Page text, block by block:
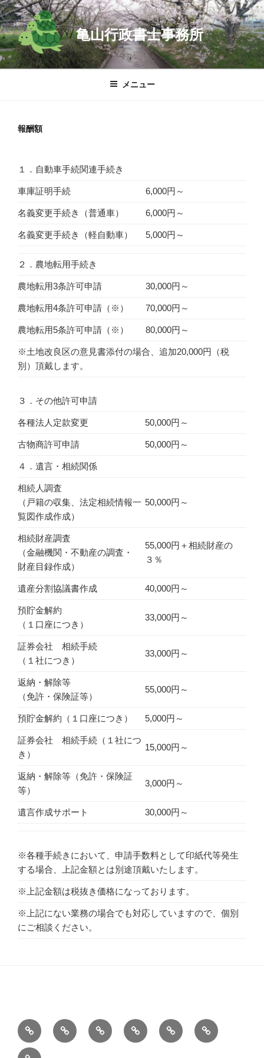
コ
ン
テ
ン
ツ
亀山行政書士事務所
メニュー
報酬額
１．自動車手続関連手続き
車庫証明手続 6,000円～
名義変更手続き（普通車） 6,000円～
名義変更手続き（軽自動車） 5,000円～
２．農地転用手続き
農地転用3条許可申請 30,000円～
農地転用4条許可申請（※） 70,000円～
農地転用5条許可申請（※） 80,000円～
※土地改良区の意見書添付の場合、追加20,000円（税
別）頂戴します。
３．その他許可申請
各種法人定款変更 50,000円～
古物商許可申請 50,000円～
４．遺言・相続関係
相続人調査
（戸籍の収集、法定相続情報一
覧図作成作成）
50,000円～
相続財産調査
（金融機関・不動産の調査・
財産目録作成）
55,000円＋相続財産の
３％
遺産分割協議書作成 40,000円～
預貯金解約
（１口座につき）
33,000円～
証券会社 相続手続
（１社につき）
33,000円～
返納・解除等
（免許・保険証等）
55,000円～
預貯金解約（１口座につき） 5,000円～
証券会社 相続手続（１社につ
き）
15,000円～
返納・解除等（免許・保険証
等）
3,000円～
遺言作成サポート 30,000円～
※各種手続きにおいて、申請手数料として印紙代等発生
する場合、上記金額とは別途頂戴いたします。
※上記金額は税抜き価格になっております。
※上記にない業務の場合でも対応していますので、個別
にご相談ください。
ホ
ー
プ
ロ
サ
イ
業
務
事
務
お
問
田